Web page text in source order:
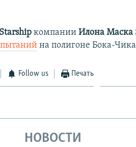
Starship компанииИлона Маска
на полигоне Бока-
Follow us Печать
НОВОСТИ